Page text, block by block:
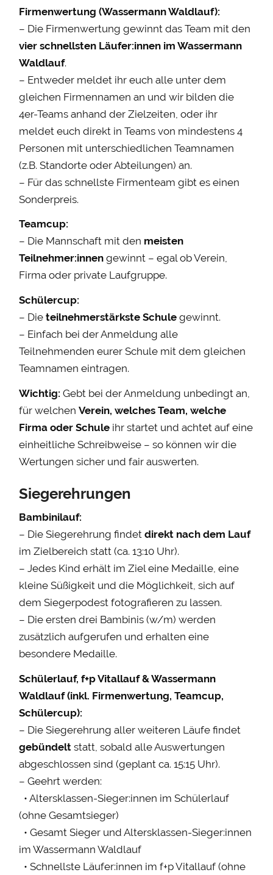
Firmenwertung (Wassermann Waldlauf):
– Die Firmenwertung gewinnt das Team mit den
vier schnellsten Läufer:innen im Wassermann
Waldlauf.
– Entweder meldet ihr euch alle unter dem
gleichen Firmennamen an und wir bilden die
4er-Teams anhand der Zielzeiten, oder ihr
meldet euch direkt in Teams von mindestens 4
Personen mit unterschiedlichen Teamnamen
(z.B. Standorte oder Abteilungen) an.
– Für das schnellste Firmenteam gibt es einen
Sonderpreis.
Teamcup:
– Die Mannschaft mit den meisten
Teilnehmer:innen gewinnt – egal ob Verein,
Firma oder private Laufgruppe.
Schülercup:
– Dieteilnehmerstärkste Schule gewinnt.
– Einfach bei der Anmeldung alle
Teilnehmenden eurer Schule mit dem gleichen
Teamnamen eintragen.
Wichtig: Gebt bei der Anmeldung unbedingt an,
für welchenVerein, welches Team, welche
Firma oder Schule ihr startet und achtet auf eine
einheitliche Schreibweise – so können wir die
Wertungen sicher und fair auswerten.
Siegerehrungen
Bambinilauf:
– Die Siegerehrung findetdirekt nach dem Lauf
im Zielbereich statt (ca. 13:10 Uhr).
– Jedes Kind erhält im Ziel eine Medaille, eine
kleine Süßigkeit und die Möglichkeit, sich auf
dem Siegerpodest fotografieren zu lassen.
– Die ersten drei Bambinis (w/m) werden
zusätzlich aufgerufen und erhalten eine
besondere Medaille.
Schülerlauf, f+p Vitallauf & Wassermann
Waldlauf (inkl. Firmenwertung, Teamcup,
Schülercup):
– Die Siegerehrung aller weiteren Läufe findet
gebündelt statt, sobald alle Auswertungen
abgeschlossen sind (geplant ca. 15:15 Uhr).
– Geehrt werden:
• Altersklassen-Sieger:innen im Schülerlauf
(ohne Gesamtsieger)
• Gesamt Sieger und Altersklassen-Sieger:innen
im Wassermann Waldlauf
• Schnellste Läufer:innen im f+p Vitallauf (ohne